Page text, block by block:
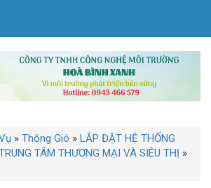
» Thông Gió » LẮP ĐẶT HỆ THỐNG
TÂM THƯƠNG MẠI VÀ SIÊU THỊ »